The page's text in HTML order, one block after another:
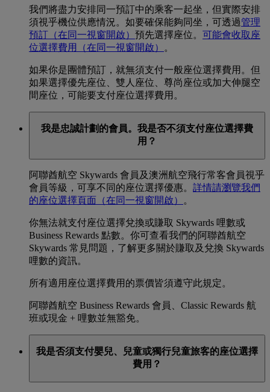
我們將盡力安排同一預訂中的乘客一起坐，但實際安排
須視乎機位供應情況。如要確保能夠同坐，可透過管理
預訂 （在同一視窗開啟） 預先選擇座位。 可能會收取座
位選擇費用
（在同一視窗開啟） 。
如果你是團體預訂，就無須支付一般座位選擇費用。但
如果選擇優先座位、雙人座位、尊尚座位或加大伸腿空
間座位，可能要支付座位選擇費用。
我是忠誠計劃的會員。我是否不須支付座位選擇費
用？
阿聯酋航空 Skywards 會員及澳洲航空飛行常客會員視乎
會員等級，可享不同的座位選擇優惠。 詳情請瀏覽我們
的座位選擇頁面 （在同一視窗開啟） 。
你無法就支付座位選擇兌換或賺取 Skywards 哩數或
Business Rewards 點數。你可查看我們的阿聯酋航空
Skywards 常見問題，了解更多關於賺取及兌換 Skywards
哩數的資訊。
所有適用座位選擇費用的票價皆須遵守此規定。
阿聯酋航空 Business Rewards 會員、Classic Rewards 航
班或現金 + 哩數並無豁免。
我是否須支付嬰兒、兒童或獨行兒童旅客的座位選擇
費用？